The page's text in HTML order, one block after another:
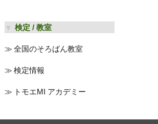
検定 / 教室
全国のそろばん教室
検定情報
トモエMI アカデミー